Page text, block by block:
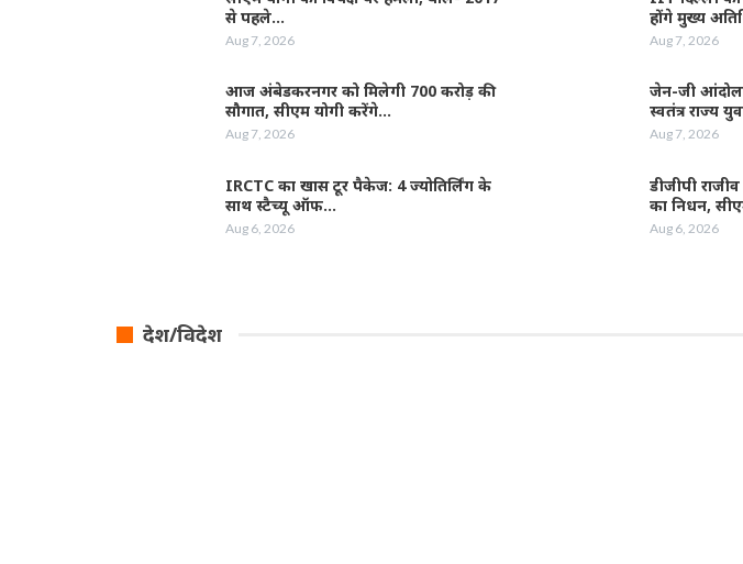
से पहले…
Aug 7, 2026
होंगे मुख्य
Aug 7, 2026
आज अंबेडकरनगर को मिलेगी 700 करोड़ की
सौगात, सीएम योगी करेंगे…
Aug 7, 2026
जेन-जी
स्वतंत्र राज्य
Aug 7, 2026
IRCTC का खास टूर पैकेज: 4 ज्योतिर्लिंग के
साथ स्टैच्यू ऑफ…
Aug 6, 2026
डीजीपी
का निधन,
Aug 6, 2026
देश/विदेश